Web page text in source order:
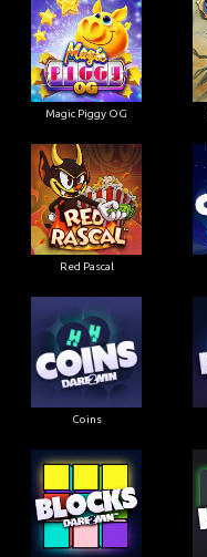
Magic Piggy OG
Red Pascal
Coins